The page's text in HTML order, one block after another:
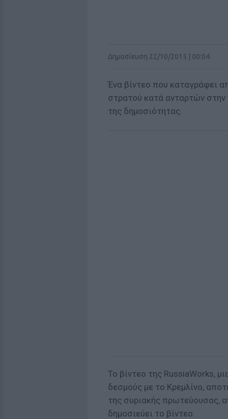
Δημοσίευση 22/10/2015 | 00:04
Ένα βίντεο που καταγράφει
στρατού κατά ανταρτών
της δημοσιότητας.
Το βίντεο της RussiaWorks,
δεσμούς με το Κρεμλίνο,
της συριακής πρωτεύουσας,
δημοσιεύει το βίντεο.